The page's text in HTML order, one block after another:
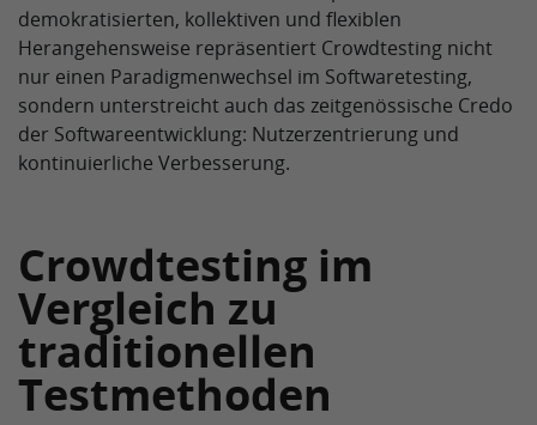
demokratisierten, kollektiven und flexiblen
Herangehensweise repräsentiert Crowdtesting nicht
nur einen Paradigmenwechsel im Softwaretesting,
sondern unterstreicht auch das zeitgenössische Credo
der Softwareentwicklung: Nutzerzentrierung und
kontinuierliche Verbesserung.
Crowdtesting im
Vergleich zu
traditionellen
Testmethoden